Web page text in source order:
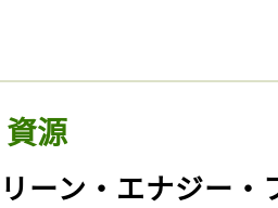
源
リーン・エナジー・